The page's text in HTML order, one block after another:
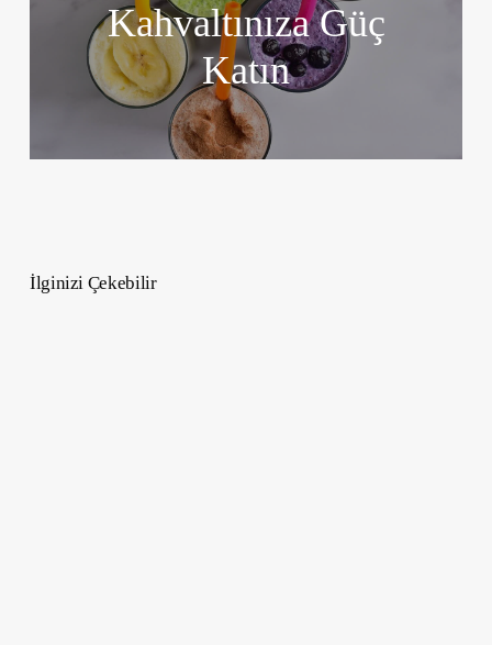
Kahvaltınıza Güç
Katın
İlginizi Çekebilir